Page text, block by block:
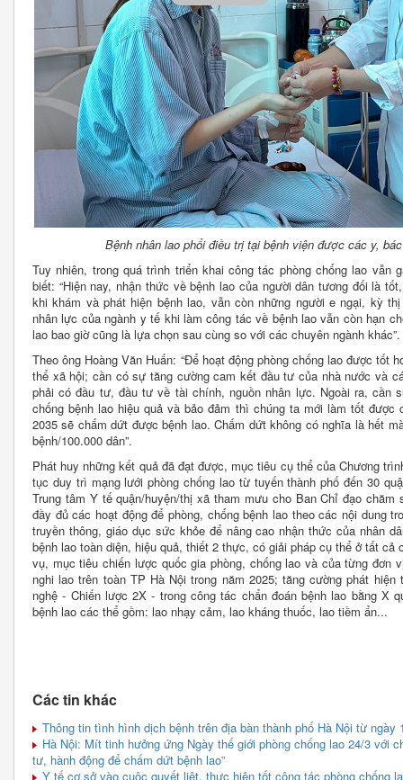
Bệnh nhân lao phổi điều trị tại bệnh viện được các y,
Tuy nhiên, trong quá trình triển khai công tác phòng chống lao vẫn
biết: “Hiện nay, nhận thức về bệnh lao của người dân tương đối là
khi khám và phát hiện bệnh lao, vẫn còn những người e ngại, kỳ
nhân lực của ngành y tế khi làm công tác về bệnh lao vẫn còn hạn
lao bao giờ cũng là lựa chọn sau cùng so với các chuyên ngành khác”.
Theo ông Hoàng Văn Huấn: “Để hoạt động phòng chống lao được tốt
thể xã hội; cần có sự tăng cường cam kết đầu tư của nhà nước và
phải có đầu tư, đầu tư về tài chính, nguồn nhân lực. Ngoài ra, cần
chống bệnh lao hiệu quả và bảo đảm thì chúng ta mới làm tốt
2035 sẽ chấm dứt được bệnh lao. Chấm dứt không có nghĩa là hết
bệnh/100.000 dân”.
Phát huy những kết quả đã đạt được, mục tiêu cụ thể của Chương
tục duy trì mạng lưới phòng chống lao từ tuyến thành phố đến 30
Trung tâm Y tế quận/huyện/thị xã tham mưu cho Ban Chỉ đạo
đầy đủ các hoạt động để phòng, chống bệnh lao theo các nội dung
truyền thông, giáo dục sức khỏe để nâng cao nhận thức của nhân
bệnh lao toàn diện, hiệu quả, thiết 2 thực, có giải pháp cụ thể ở tất
vụ, mục tiêu chiến lược quốc gia phòng, chống lao và của từng đơn
nghi lao trên toàn TP Hà Nội trong năm 2025; tăng cường phát
nghệ - Chiến lược 2X - trong công tác chẩn đoán bệnh lao bằng X
bệnh lao các thể gồm: lao nhạy cảm, lao kháng thuốc, lao tiềm ẩn...
Các tin khác
Thông tin tình hình dịch bệnh trên địa bàn thành phố Hà Nội từ ngày
Hà Nội: Mít tinh hưởng ứng Ngày thế giới phòng chống lao 24/3 với
tư, hành động để chấm dứt bệnh lao”
Y tế cơ sở vào cuộc quyết liệt, thực hiện tốt công tác phòng chống